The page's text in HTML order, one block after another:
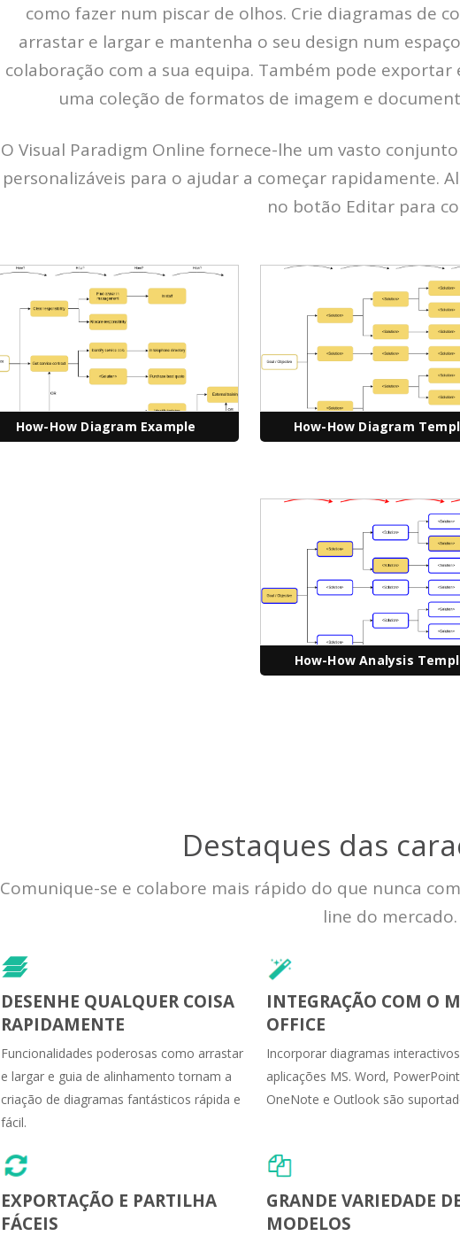
como fazer num piscar de olhos. Crie diagramas de
arrastar e largar e mantenha o seu design num
colaboração com a sua equipa. Também pode
uma coleção de formatos de imagem e documento
O Visual Paradigm Online fornece-lhe um vasto
personalizáveis para o ajudar a começar rapidamente.
no botão Editar para
How-How Diagram Example How-How Diagram
How-How Analysis
Destaques das
Comunique-se e colabore mais rápido do que nunca
line do mercado.
DESENHE QUALQUER COISA
RAPIDAMENTE
Funcionalidades poderosas como arrastar
e largar e guia de alinhamento tornam a
criação de diagramas fantásticos rápida e
fácil.
INTEGRAÇÃO COM O
OFFICE
Incorporar diagramas
aplicações MS. Word,
OneNote e Outlook são
EXPORTAÇÃO E PARTILHA
FÁCEIS
GRANDE VARIEDADE
MODELOS